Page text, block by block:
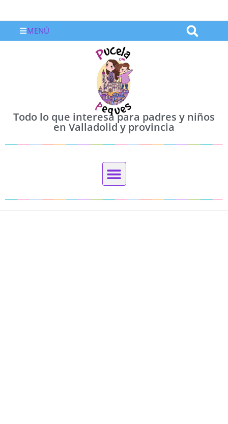
MENÚ
Todo lo que interesa para padres y niños
en Valladolid y provincia